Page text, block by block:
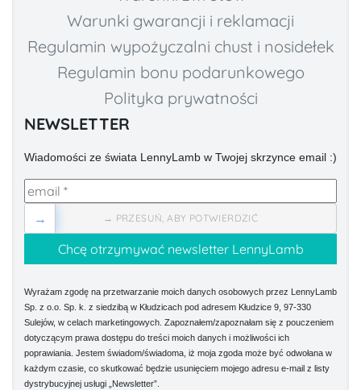
Warunki gwarancji i reklamacji
Regulamin wypożyczalni chust i nosidełek
Regulamin bonu podarunkowego
Polityka prywatności
NEWSLETTER
Wiadomości ze świata LennyLamb w Twojej skrzynce email :)
→ PRZESUŃ, ABY POTWIERDZIĆ
→
Wyrażam zgodę na przetwarzanie moich danych osobowych przez LennyLamb
Sp. z o.o. Sp. k. z siedzibą w Kłudzicach pod adresem Kłudzice 9, 97-330
Sulejów, w celach marketingowych. Zapoznałem/zapoznałam się z pouczeniem
dotyczącym prawa dostępu do treści moich danych i możliwości ich
poprawiania. Jestem świadom/świadoma, iż moja zgoda może być odwołana w
każdym czasie, co skutkować będzie usunięciem mojego adresu e-mail z listy
dystrybucyjnej usługi „Newsletter”.